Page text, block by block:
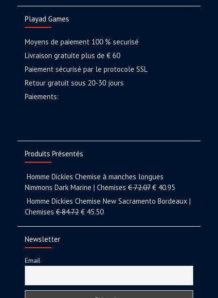
Playad Games
Moyens de paiement 100 % securisé
Livraison gratuite plus de € 60
Paiement sécurisé par le protocole SSL
Retour gratuit sous 20-30 jours
Paiements:
Produits Présentés
Homme Dickies Chemise à manches longues
Nimmons Dark Marine | Chemises €72.07 € 40.95
Homme Dickies Chemise New Sacramento Bordeaux |
Chemises €84.72 € 45.50
Newsletter
Email